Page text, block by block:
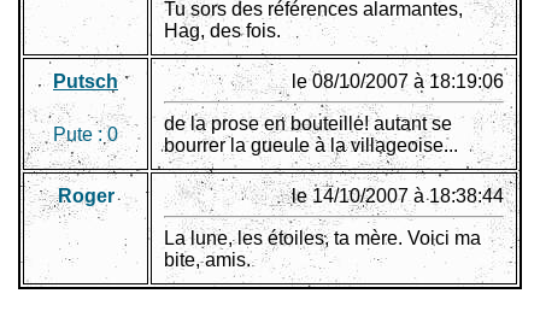
Tu sors des références alarmantes,
Hag, des fois.
Putsch
Pute :0
le 08/10/2007 à 18:19:06
de la prose en bouteille! autant se
bourrer la gueule à la villageoise...
Roger le 14/10/2007 à 18:38:44
La lune, les étoiles, ta mère. Voici ma
bite, amis.